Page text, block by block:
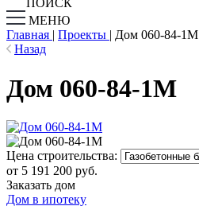
ПОИСК
МЕНЮ
Главная | Проекты | Дом 060-84-1М
Назад
Дом 060-84-1М
Цена строительства:
от 5 191 200 руб.
Заказать дом
Дом в ипотеку